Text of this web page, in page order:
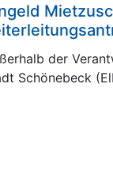
der
Schönebeck